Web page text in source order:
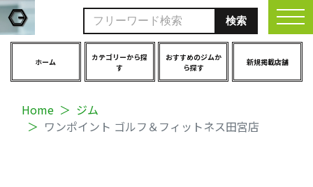
ホーム
カテゴリーから探
す
おすすめのジムか
ら探す
新規掲載店舗
Home
ジム
ワンポイント ゴルフ＆フィットネス田宮店